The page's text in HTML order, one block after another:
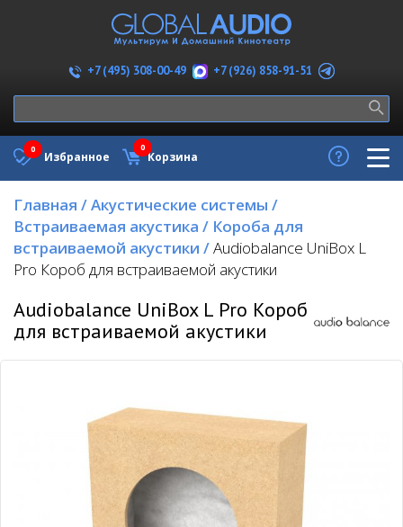
+7 (495) 308-00-49 +7 (926) 858-91-51
Избранное
0
Корзина
0
Главная /Акустические системы /
Встраиваемая акустика / Короба для
встраиваемой акустики /Audiobalance UniBox L
Pro Короб для встраиваемой акустики
Audiobalance UniBox L Pro Короб
для встраиваемой акустики